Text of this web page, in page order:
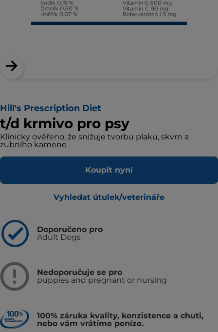
Hill's Prescription Diet
t/d krmivo pro psy
Klinicky ověřeno, že snižuje tvorbu plaku, skvrn a
zubního kamene
Koupit nyní
Vyhledat útulek/veterináře
Doporučeno pro
Adult Dogs
Nedoporučuje se pro
puppies and pregnant or nursing
100% záruka kvality, konzistence a chuti,
nebo vám vrátíme peníze.